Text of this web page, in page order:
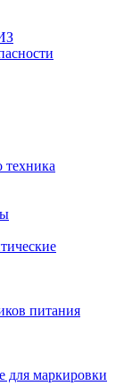
техника
питания
для маркировки